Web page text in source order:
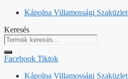
Kilépés
tartalomba
Kápolna Villamossági Szaküzlet
Keresés
Facebook Tiktok
Kápolna Villamossági Szaküzlet